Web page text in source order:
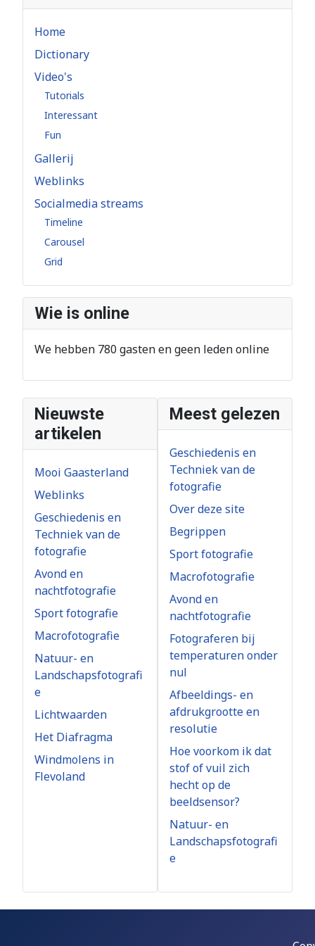
Home
Dictionary
Video's
Tutorials
Interessant
Fun
Gallerij
Weblinks
Socialmedia streams
Timeline
Carousel
Grid
Wie is online
We hebben 780 gasten en geen leden online
Nieuwste
artikelen
Mooi Gaasterland
Weblinks
Geschiedenis en
Techniek van de
fotografie
Avond en
nachtfotografie
Sport fotografie
Macrofotografie
Natuur- en
Landschapsfotografi
e
Lichtwaarden
Het Diafragma
Windmolens in
Flevoland
Meest gelezen
Geschiedenis en
Techniek van de
fotografie
Over deze site
Begrippen
Sport fotografie
Macrofotografie
Avond en
nachtfotografie
Fotograferen bij
temperaturen onder
nul
Afbeeldings- en
afdrukgrootte en
resolutie
Hoe voorkom ik dat
stof of vuil zich
hecht op de
beeldsensor?
Natuur- en
Landschapsfotografi
e